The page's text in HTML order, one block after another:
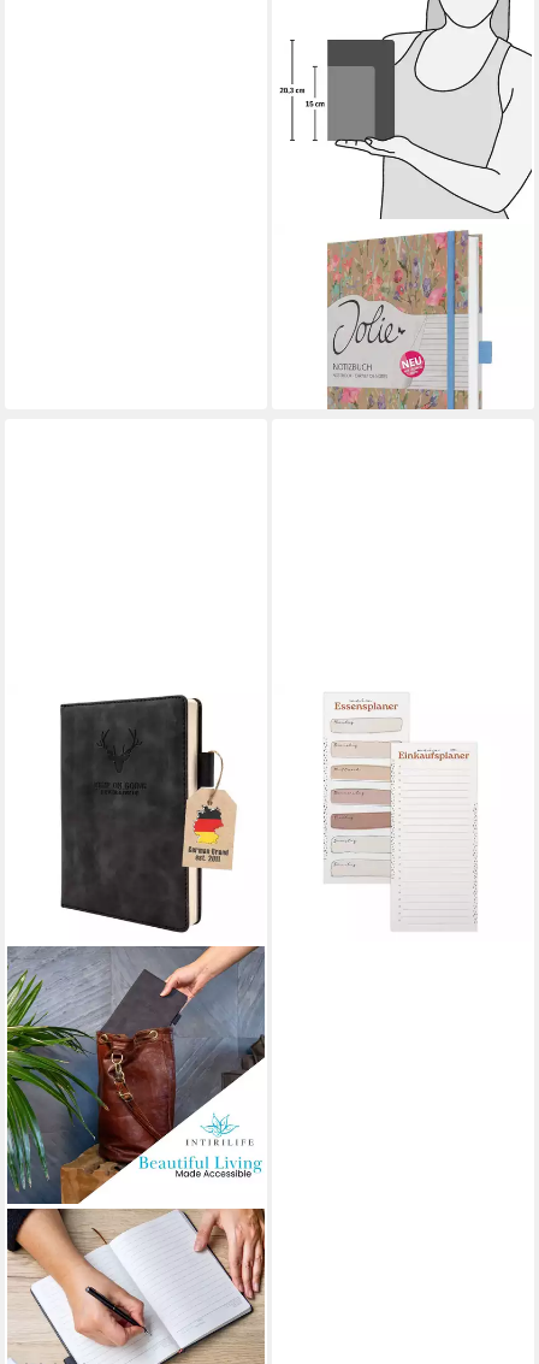
Collegeblock Notizbuch Jolie
Hardcover ca. A5 Pure
Wildflowers 192S. liniert 100g
ab 11,99 €
lieferbar - in 2-3 Werktagen bei dir
INTIRILIFE
Notizbuch, Notizbuch Liniert
A5 Motivationsspruch
Notizblock Kunstleder
Tagebuch
LOGBUCH-VERLAG
Notizbuch Essensplaner
Woche mit Einkaufsliste DIN
lang Block 50 Blatt
7,50 €
lieferbar - in 3-4 Werktagen bei dir